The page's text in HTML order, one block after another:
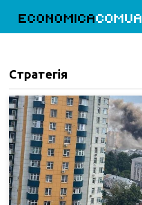
ECONOMICACOMUA
Стратегія